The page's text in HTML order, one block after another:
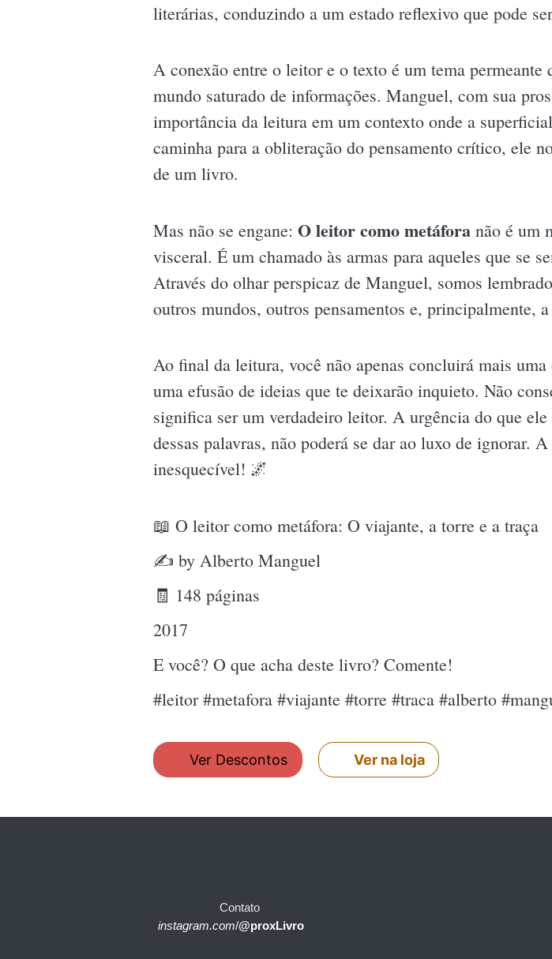
literárias, conduzindo a um estado reflexivo que pode
A conexão entre o leitor e o texto é um tema
mundo saturado de informações. Manguel, com sua
importância da leitura em um contexto onde a
caminha para a obliteração do pensamento crítico, ele
de um livro.
Mas não se engane: O leitor como metáfora não é um
visceral. É um chamado às armas para aqueles que se
Através do olhar perspicaz de Manguel, somos
outros mundos, outros pensamentos e, principalmente,
Ao final da leitura, você não apenas concluirá mais
uma efusão de ideias que te deixarão inquieto. Não
significa ser um verdadeiro leitor. A urgência do que
dessas palavras, não poderá se dar ao luxo de ignorar.
inesquecível! 🌌
📖 O leitor como metáfora: O viajante, a torre e a traça
✍ by Alberto Manguel
🧾 148 páginas
2017
E você? O que acha deste livro? Comente!
#leitor #metafora #viajante #torre #traca #alberto
Ver Descontos Ver na loja
Contato
instagram.com/@proxLivro